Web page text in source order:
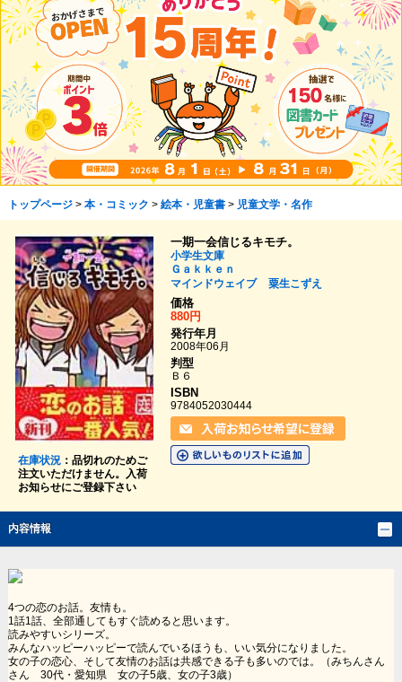
トップページ> 本・コミック > 絵本・児童書> 児童文学・名作
在庫状況：品切れのためご
注文いただけません。入荷
お知らせにご登録下さい
一期一会信じるキモチ。
小学生文庫
Ｇａｋｋｅｎ
マインドウェイブ
粟生こずえ
価格
880円
発行年月
2008年06月
判型
Ｂ６
ISBN
9784052030444
内容情報
4つの恋のお話。友情も。
1話1話、全部通してもすぐ読めると思います。
読みやすいシリーズ。
みんなハッピーハッピーで読んでいるほうも、いい気分になりました。
女の子の恋心、そして友情のお話は共感できる子も多いのでは。（みちんさん
さん 30代・愛知県 女の子5歳、女の子3歳）